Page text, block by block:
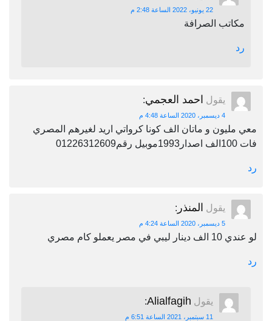
22 يونيو، 2022 الساعة 2:48 م
مكاتب الصرافة
رد
يقول احمد العجمي:
4 ديسمبر، 2020 الساعة 4:48 م
معي مليون و ماتان الف كونا كرواتي اريد لغيرهم المصري
فات 100الف اصدار1993موبيل رقم01226312609
رد
يقول المنذر :
5 ديسمبر، 2020 الساعة 4:24 م
لو عندي 10 الف دينار ليبي في مصر يعملو كام مصري
رد
يقول Alialfagih
:
11 سبتمبر، 2021 الساعة 6:51 م